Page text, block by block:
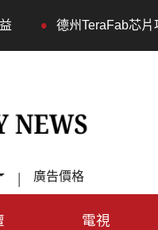
芯片项目落户奥斯汀 马
| 廣告價格
電視